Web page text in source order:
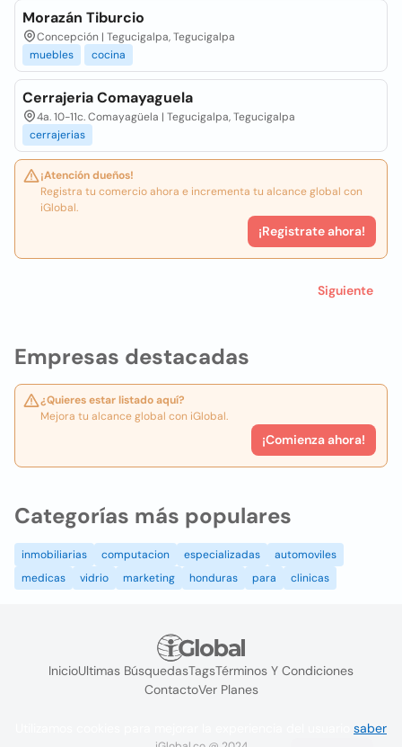
Empresas destacadas
¿Quieres estar listado aquí?
Mejora tu alcance global con iGlobal.
¡Comienza ahora!
Morazán Tiburcio
Concepción | Tegucigalpa, Tegucigalpa
muebles
cocina
Cerrajeria Comayaguela
4a. 10-11c. Comayagüela | Tegucigalpa, Tegucigalpa
cerrajerias
¡Atención dueños!
Registra tu comercio ahora e incrementa tu alcance global con
iGlobal.
¡Registrate ahora!
Siguiente
Categorías más populares
inmobiliarias computacion especializadas
automoviles
medicas
vidrio marketing honduras para clinicas
InicioUltimas BúsquedasTagsTérminos Y Condiciones
ContactoVer Planes
saber